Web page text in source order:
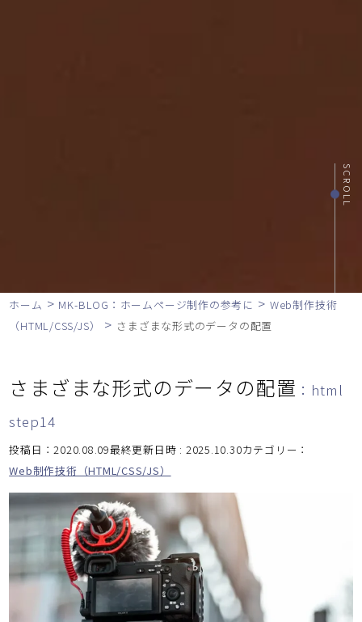
SCROLL
ホーム > MK-BLOG：ホームページ制作の参考に > Web制作技術
（HTML/CSS/JS）
> さまざまな形式のデータの配置
さまざまな形式のデータの配置 ：html
step14
投稿日：2020.08.09最終更新日時 : 2025.10.30カテゴリー：
Web制作技術（HTML/CSS/JS）